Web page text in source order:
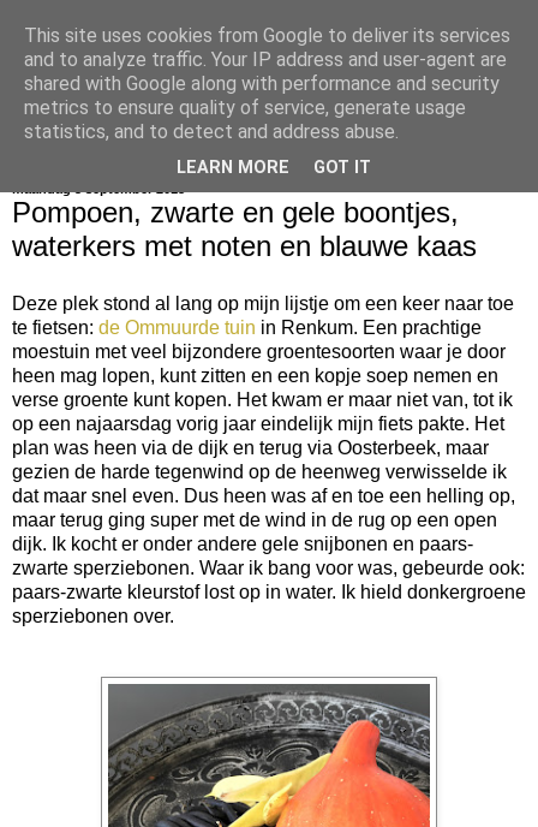
bijna net zo lekker als thuis
Pompoen, zwarte en gele boontjes,
waterkers met noten en blauwe kaas
Deze plek stond al lang op mijn lijstje om een keer naar toe
te fietsen: de Ommuurde tuin in Renkum. Een prachtige
moestuin met veel bijzondere groentesoorten waar je door
heen mag lopen, kunt zitten en een kopje soep nemen en
verse groente kunt kopen. Het kwam er maar niet van, tot ik
op een najaarsdag vorig jaar eindelijk mijn fiets pakte. Het
plan was heen via de dijk en terug via Oosterbeek, maar
gezien de harde tegenwind op de heenweg verwisselde ik
dat maar snel even. Dus heen was af en toe een helling op,
maar terug ging super met de wind in de rug op een open
dijk. Ik kocht er onder andere gele snijbonen en paars-
zwarte sperziebonen. Waar ik bang voor was, gebeurde ook:
paars-zwarte kleurstof lost op in water. Ik hield donkergroene
sperziebonen over.
This site uses cookies from Google to deliver its services
and to analyze traffic. Your IP address and user-agent are
shared with Google along with performance and security
metrics to ensure quality of service, generate usage
statistics, and to detect and address abuse.
LEARN MORE GOT IT